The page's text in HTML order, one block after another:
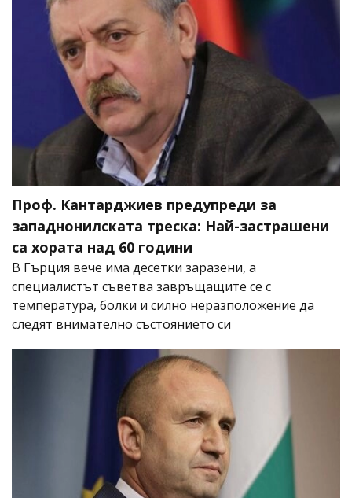
Проф. Кантарджиев предупреди за
западнонилската треска: Най-застрашени
са хората над 60 години
В Гърция вече има десетки заразени, а
специалистът съветва завръщащите се с
температура, болки и силно неразположение да
следят внимателно състоянието си